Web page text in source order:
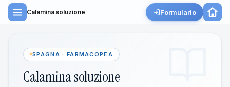
Calamina soluzione Formulario
SPAGNA · FARMACOPEA
Calamina soluzione